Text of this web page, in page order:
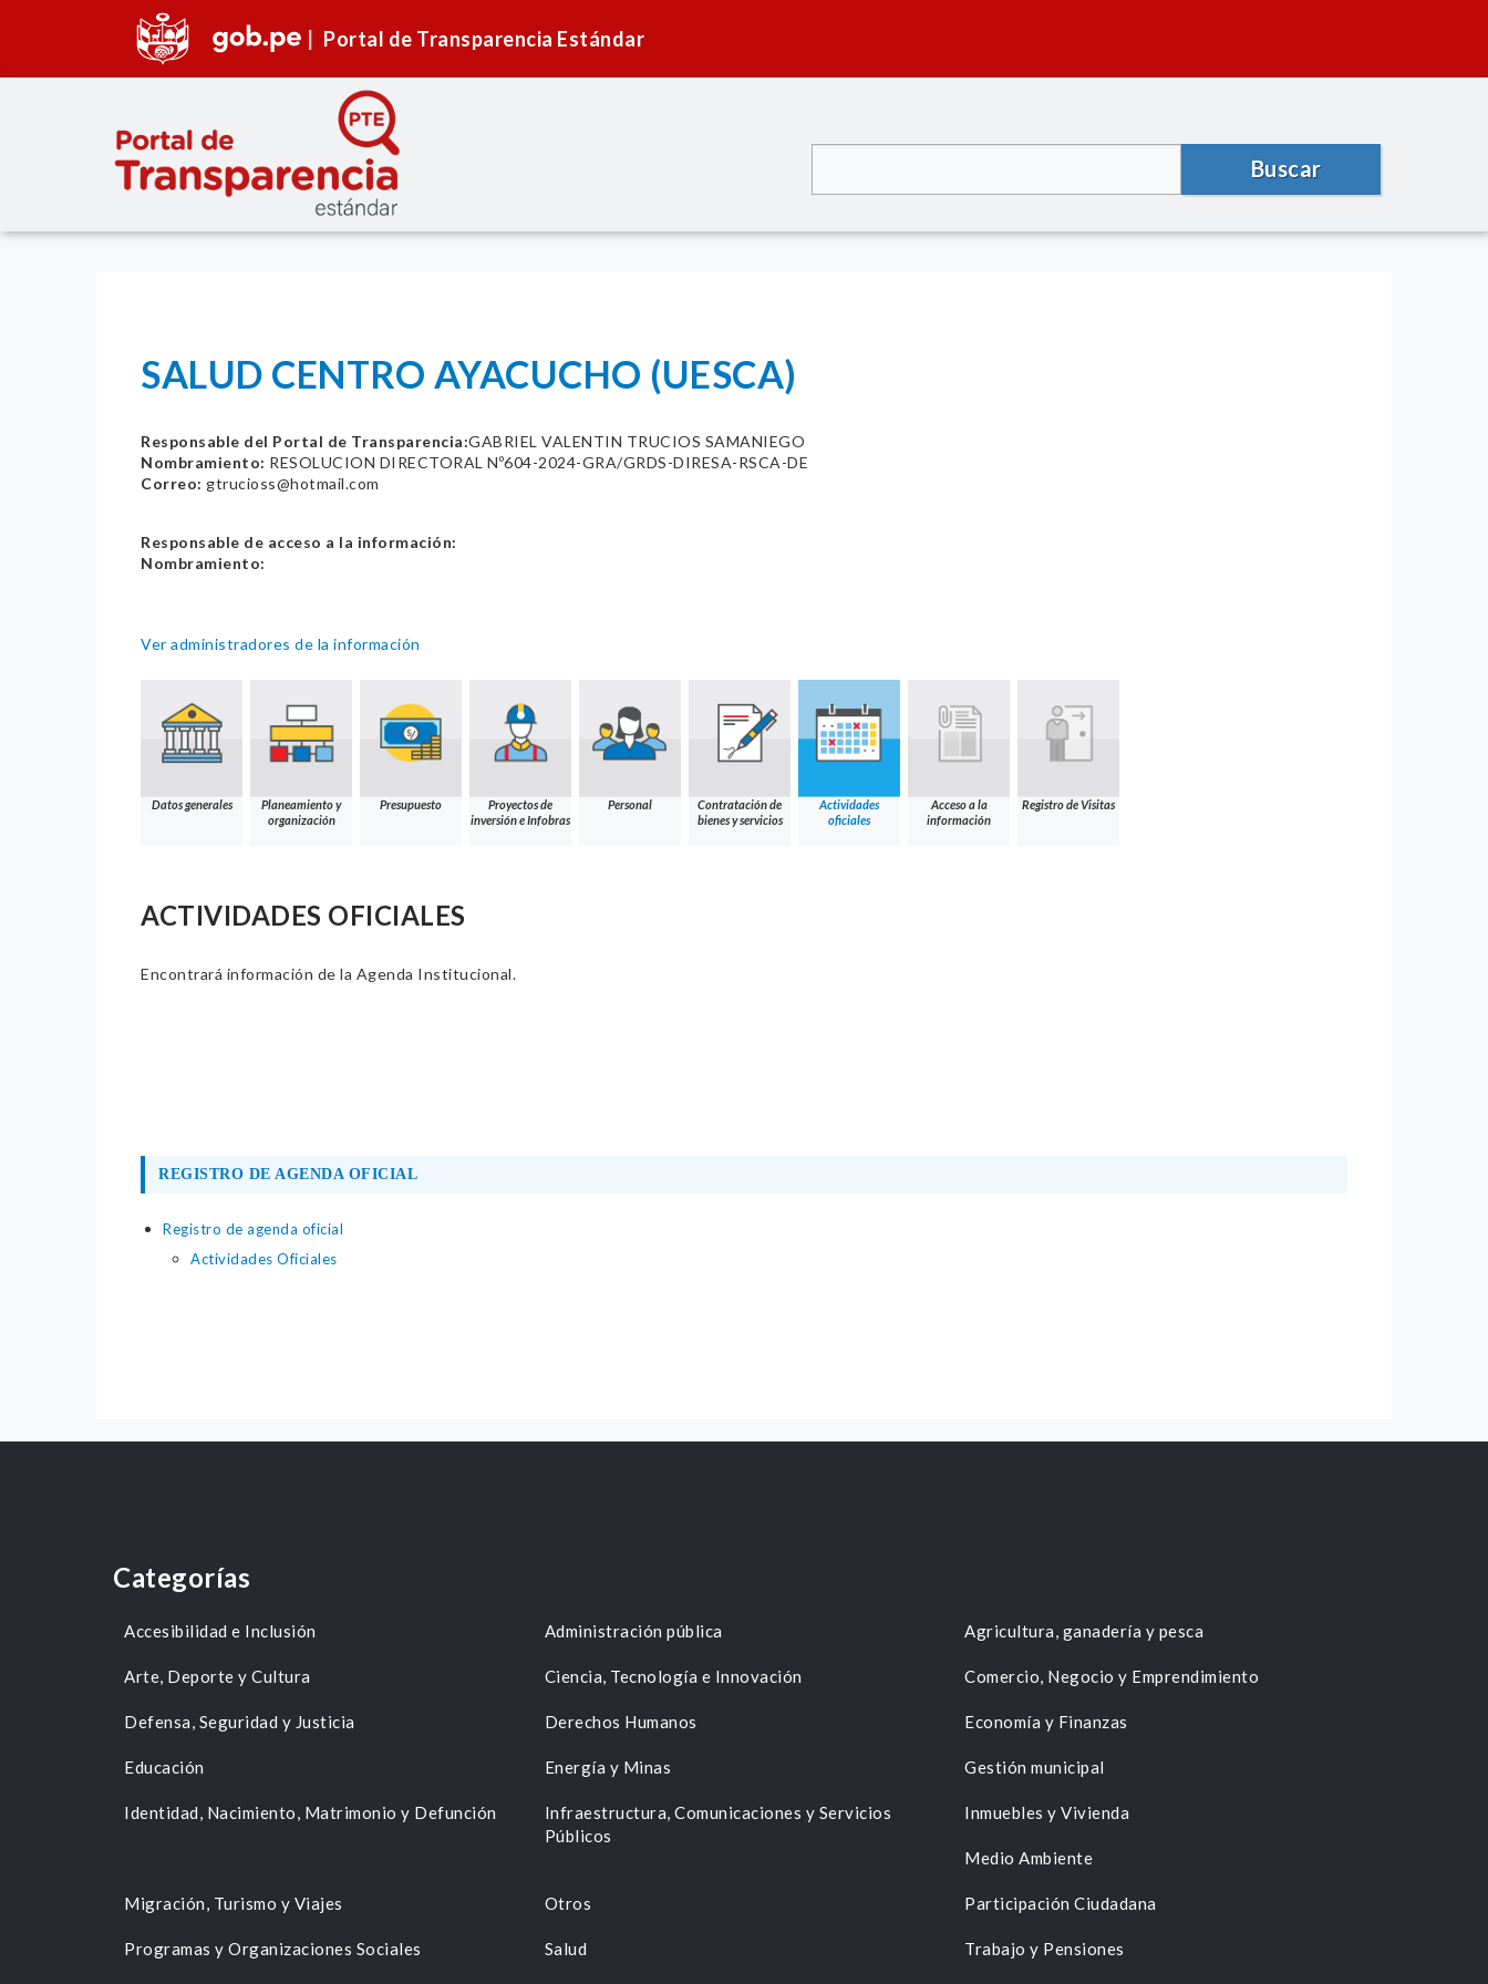
Portal de Transparencia Estándar
Buscar
SALUD CENTRO AYACUCHO (UESCA)
Responsable del Portal de Transparencia:GABRIEL VALENTIN TRUCIOS SAMANIEGO
Nombramiento: RESOLUCION DIRECTORAL Nº604-2024-GRA/GRDS-DIRESA-RSCA-DE
Correo: gtrucioss@hotmail.com
Responsable de acceso a la información:
Nombramiento:
Ver administradores de la información
Datos generales
Planeamiento y
organización
Presupuesto
Proyectos de
inversión e Infobras
Personal
Contratación de
bienes y servicios
Actividades
oficiales
Acceso a la
información
Registro de Visitas
ACTIVIDADES OFICIALES
Encontrará información de la Agenda Institucional.
REGISTRO DE AGENDA OFICIAL
Registro de agenda oficial
Actividades Oficiales
Categorías
Accesibilidad e Inclusión Administración pública Agricultura, ganadería y pesca
Arte, Deporte y Cultura Ciencia, Tecnología e Innovación Comercio, Negocio y Emprendimiento
Defensa, Seguridad y Justicia Derechos Humanos Economía y Finanzas
Educación Energía y Minas Gestión municipal
Identidad, Nacimiento, Matrimonio y Defunción
Infraestructura, Comunicaciones y Servicios
Públicos
Inmuebles y Vivienda
Medio Ambiente
Migración, Turismo y Viajes Otros Participación Ciudadana
Programas y Organizaciones Sociales Salud Trabajo y Pensiones